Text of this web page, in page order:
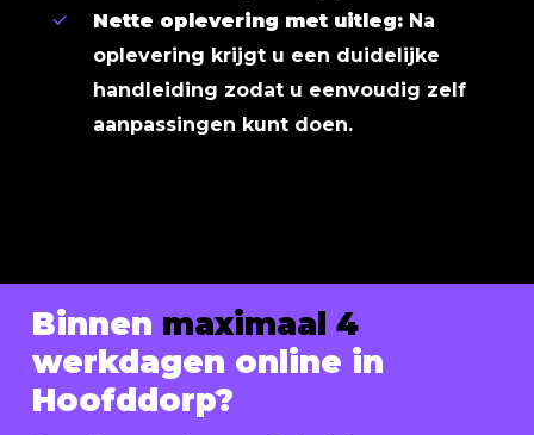
Nette oplevering met uitleg: Na
oplevering krijgt u een duidelijke
handleiding zodat u eenvoudig zelf
aanpassingen kunt doen.
Binnen maximaal 4
werkdagen online in
Hoofddorp?